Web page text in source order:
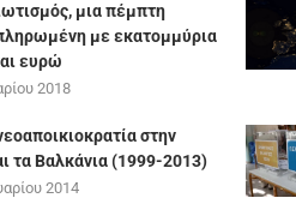
μια πέμπτη
με εκατομμύρια
ευρώ
2018
στην
τα Βαλκάνια (1999-2013)
2014